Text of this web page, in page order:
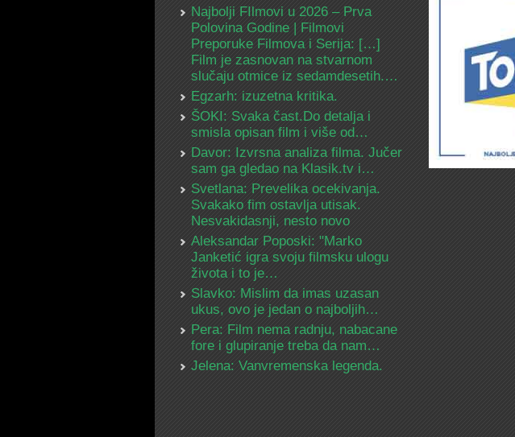
Najbolji FIlmovi u 2026 – Prva
Polovina Godine | Filmovi
Preporuke Filmova i Serija: […]
Film je zasnovan na stvarnom
slučaju otmice iz sedamdesetih.…
Egzarh: izuzetna kritika.
ŠOKI: Svaka čast.Do detalja i
smisla opisan film i više od…
Davor: Izvrsna analiza filma. Jučer
sam ga gledao na Klasik.tv i…
Svetlana: Prevelika ocekivanja.
Svakako fim ostavlja utisak.
Nesvakidasnji, nesto novo
Aleksandar Poposki: "Marko
Janketić igra svoju filmsku ulogu
života i to je…
Slavko: Mislim da imas uzasan
ukus, ovo je jedan o najboljih…
Pera: Film nema radnju, nabacane
fore i glupiranje treba da nam…
Jelena: Vanvremenska legenda.